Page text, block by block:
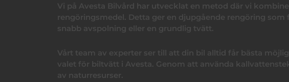
Vi på Avesta Bilvård har utvecklat en metod där vi
rengöringsmedel. Detta ger en djupgående rengöring
snabb avspolning eller en grundlig tvätt.
Vårt team av experter ser till att din bil alltid får bästa
valet för biltvätt i Avesta. Genom att använda
av naturresurser.